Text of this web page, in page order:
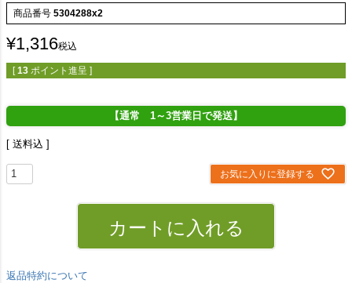
商品番号 5304288x2
¥1,316税込
[ 13 ポイント進呈 ]
【通常 1～3営業日で発送】
送料込
お気に入りに登録する
カートに入れる
返品特約について